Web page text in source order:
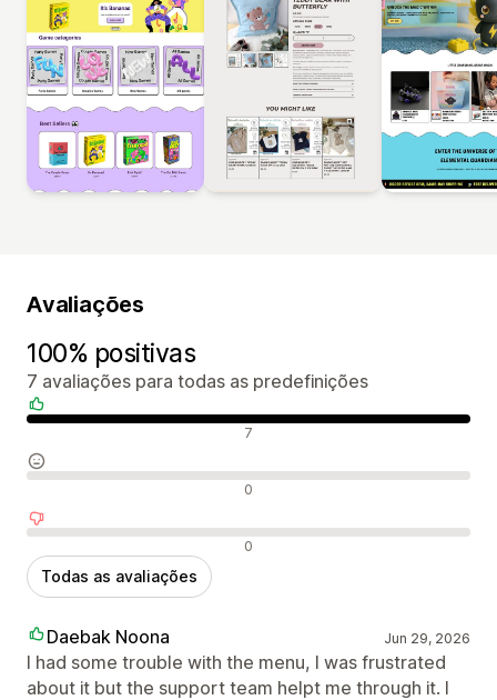
Avaliações
100% positivas
7 avaliações para todas as predefinições
Avaliações positivas 7
Avaliações neutras 0
Avaliações negativas 0
Todas as avaliações
Daebak Noona Jun 29, 2026
I had some trouble with the menu, I was frustrated
about it but the support team helpt me through it. I